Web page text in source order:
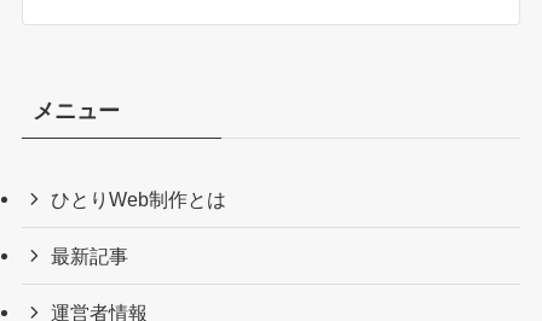
メニュー
ひとりWeb制作とは
最新記事
運営者情報